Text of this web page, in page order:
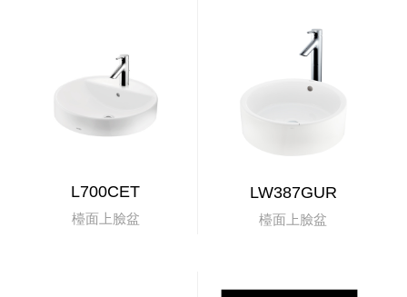
L700CET
檯面上臉盆
LW387GUR
檯面上臉盆